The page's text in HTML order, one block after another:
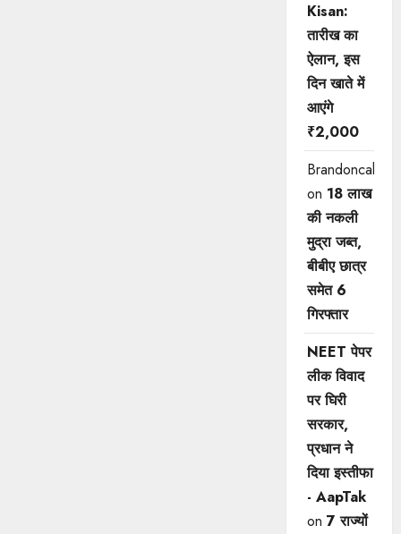
Kisan:
तारीख का
ऐलान, इस
दिन खाते में
आएंगे
₹2,000
Brandoncah
on 18 लाख
की नकली
मुद्रा जब्त,
बीबीए छात्र
समेत 6
गिरफ्तार
NEET पेपर
लीक विवाद
पर घिरी
सरकार,
प्रधान ने
दिया इस्तीफा
- AapTak
on 7 राज्यों